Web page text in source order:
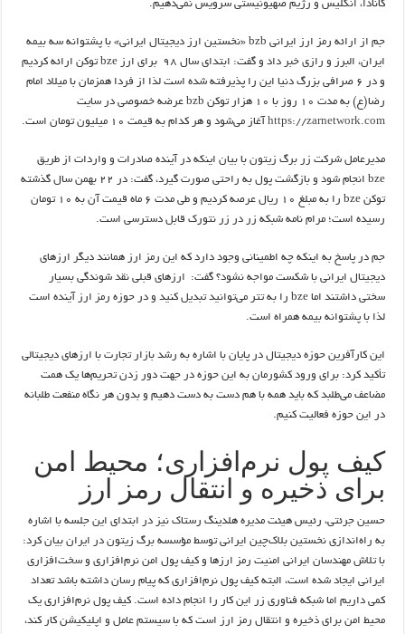
کانادا، انگلیس و رژیم صهیونیستی سرویس نمی‌دهیم.
جم از ارائه رمز ارز ایرانی bzb «نخستین ارز دیجیتال ایرانی» با پشتوانه سه بیمه
ایران، البرز و رازی خبر داد و گفت: ابتدای سال ۹۸ برای ارز bze توکن ارائه کردیم
و در ۶ صرافی بزرگ دنیا این را پذیرفته شده است لذا از فردا همزمان با میلاد امام
رضا(ع) به مدت ۱۰ روز با ۱۰ هزار توکن bzb عرضه خصوصی در سایت
https://zarnetwork.com آغاز می‌شود و هر کدام به قیمت ۱۰ میلیون تومان است.
مدیرعامل شرکت زر برگ زیتون با بیان اینکه در آینده صادرات و واردات از طریق
bze انجام شود و بازگشت پول به راحتی صورت گیرد، گفت: در ۲۲ بهمن سال گذشته
توکن bze را به مبلغ ۱۰ ریال عرصه کردیم و طی مدت ۶ ماه قیمت آن به ۱۰ تومان
رسیده است؛ مرام نامه شبکه زر در زر نتورک قابل دسترسی است.
جم در پاسخ به اینکه چه اطمینانی وجود دارد که این رمز ارز همانند دیگر ارزهای
دیجیتال ایرانی با شکست مواجه نشود؟ گفت: ارزهای قبلی نقد شوندگی بسیار
سختی داشتند اما bze را به تتر می‌توانید تبدیل کنید و در حوزه رمز ارز آینده است
لذا با پشتوانه بیمه همراه است.
این کارآفرین حوزه دیجیتال در پایان با اشاره به رشد بازار تجارت با ارزهای دیجیتالی
تأکید کرد: برای ورود کشورمان به این حوزه در جهت دور زدن تحریم‌ها یک همت
مضاعف می‌طلبد که باید همه با هم دست به دست دهیم و بدون هر نگاه منفعت طلبانه
در این حوزه فعالیت کنیم.
کیف پول نرم‌افزاری؛ محیط امن
برای ذخیره و انتقال رمز ارز
حسین جرئتی، رئیس هیئت مدیره هلدینگ رستاک نیز در ابتدای این جلسه با اشاره
به راه‌اندازی نخستین بلاک‌چین ایرانی توسط مؤسسه برگ زیتون در ایران بیان کرد:
با تلاش مهندسان ایرانی امنیت رمز ارزها و کیف پول امن نرم‌افزاری و سخت‌افزاری
ایرانی ایجاد شده است، البته کیف پول نرم‌افزاری که پیام رسان داشته باشد تعداد
کمی داریم اما شبکه فناوری زر این کار را انجام داده است. کیف پول نرم‌افزاری یک
محیط امن برای ذخیره و انتقال رمز ارز است که با سیستم عامل و اپلیکیشن کار کند،